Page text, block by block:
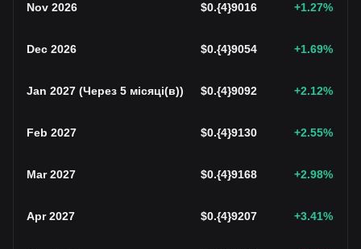
Nov 2026 $0.{4}9016 +1.27%
Dec 2026 $0.{4}9054 +1.69%
Jan 2027 (Через 5 місяці(в)) $0.{4}9092 +2.12%
Feb 2027 $0.{4}9130 +2.55%
Mar 2027 $0.{4}9168 +2.98%
Apr 2027 $0.{4}9207 +3.41%